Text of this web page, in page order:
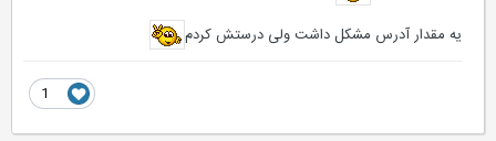
یه مقدار آدرس مشکل داشت ولی درستش کردم